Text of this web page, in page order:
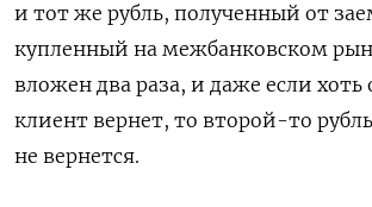
и тот же рубль, полученный от
купленный на межбанковском
вложен два раза, и даже если хоть
клиент вернет, то второй-то
не вернется.